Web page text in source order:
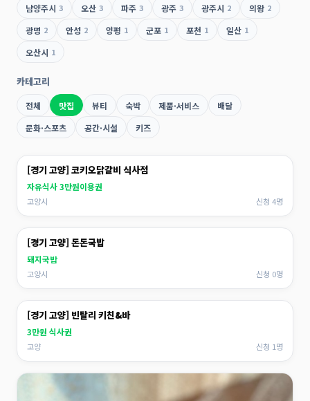
남양주시 3 오산 3 파주 3 광주 3 광주시 2 의왕 2
광명 2 안성 2 양평 1 군포 1 포천 1 일산 1
오산시 1
카테고리
전체 맛집 뷰티 숙박 제품·서비스
배달
문화·스포츠
공간·시설 키즈
[경기 고양] 코키오닭갈비 식사점
자유식사 3만원이용권
고양시 신청 4명
[경기 고양] 돈돈국밥
돼지국밥
고양시 신청 0명
[경기 고양] 빈탈리 키친&바
3만원 식사권
고양 신청 1명